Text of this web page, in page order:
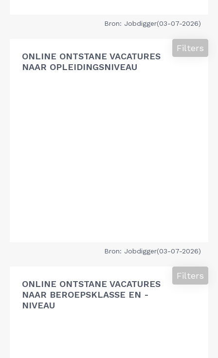
Bron: Jobdigger(03-07-2026)
ONLINE ONTSTANE VACATURES
NAAR OPLEIDINGSNIVEAU
Filters
Bron: Jobdigger(03-07-2026)
ONLINE ONTSTANE VACATURES
NAAR BEROEPSKLASSE EN -
NIVEAU
Filters